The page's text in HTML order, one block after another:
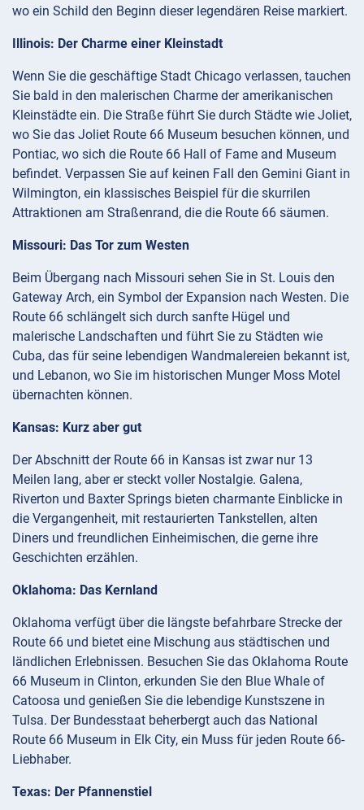
wo ein Schild den Beginn dieser legendären Reise markiert.
Illinois: Der Charme einer Kleinstadt
Wenn Sie die geschäftige Stadt Chicago verlassen, tauchen
Sie bald in den malerischen Charme der amerikanischen
Kleinstädte ein. Die Straße führt Sie durch Städte wie Joliet,
wo Sie das Joliet Route 66 Museum besuchen können, und
Pontiac, wo sich die Route 66 Hall of Fame and Museum
befindet. Verpassen Sie auf keinen Fall den Gemini Giant in
Wilmington, ein klassisches Beispiel für die skurrilen
Attraktionen am Straßenrand, die die Route 66 säumen.
Missouri: Das Tor zum Westen
Beim Übergang nach Missouri sehen Sie in St. Louis den
Gateway Arch, ein Symbol der Expansion nach Westen. Die
Route 66 schlängelt sich durch sanfte Hügel und
malerische Landschaften und führt Sie zu Städten wie
Cuba, das für seine lebendigen Wandmalereien bekannt ist,
und Lebanon, wo Sie im historischen Munger Moss Motel
übernachten können.
Kansas: Kurz aber gut
Der Abschnitt der Route 66 in Kansas ist zwar nur 13
Meilen lang, aber er steckt voller Nostalgie. Galena,
Riverton und Baxter Springs bieten charmante Einblicke in
die Vergangenheit, mit restaurierten Tankstellen, alten
Diners und freundlichen Einheimischen, die gerne ihre
Geschichten erzählen.
Oklahoma: Das Kernland
Oklahoma verfügt über die längste befahrbare Strecke der
Route 66 und bietet eine Mischung aus städtischen und
ländlichen Erlebnissen. Besuchen Sie das Oklahoma Route
66 Museum in Clinton, erkunden Sie den Blue Whale of
Catoosa und genießen Sie die lebendige Kunstszene in
Tulsa. Der Bundesstaat beherbergt auch das National
Route 66 Museum in Elk City, ein Muss für jeden Route 66-
Liebhaber.
Texas: Der Pfannenstiel